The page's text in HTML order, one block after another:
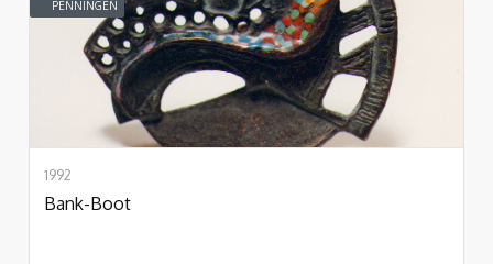
PENNINGEN
1992
Bank-Boot